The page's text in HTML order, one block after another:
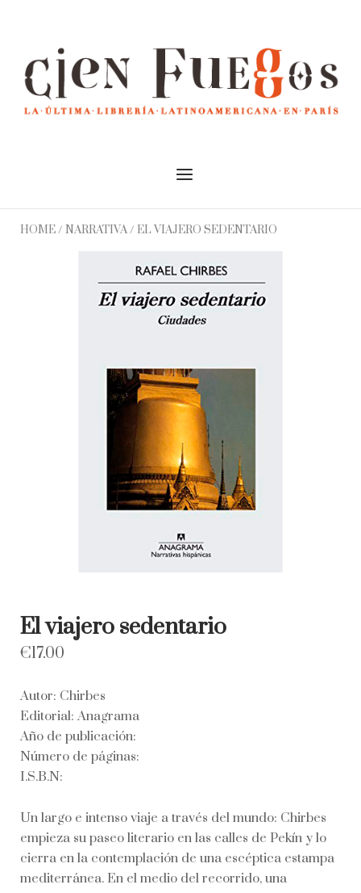
Menu
HOME/ NARRATIVA/ EL VIAJERO SEDENTARIO
El viajero sedentario
€17.00
Autor: Chirbes
Editorial: Anagrama
Año de publicación:
Número de páginas:
I.S.B.N:
Un largo e intenso viaje a través del mundo: Chirbes
empieza su paseo literario en las calles de Pekín y lo
cierra en la contemplación de una escéptica estampa
mediterránea. En el medio del recorrido, una